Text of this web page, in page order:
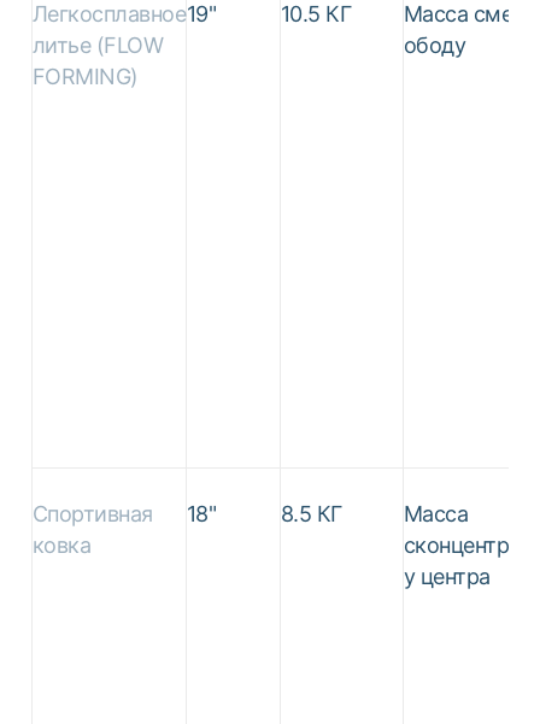
Легкосплавное
литье (FLOW
FORMING)
19" 10.5 КГ
Масса
ободу
Спортивная
ковка
18" 8.5 КГ
Масса
у центра